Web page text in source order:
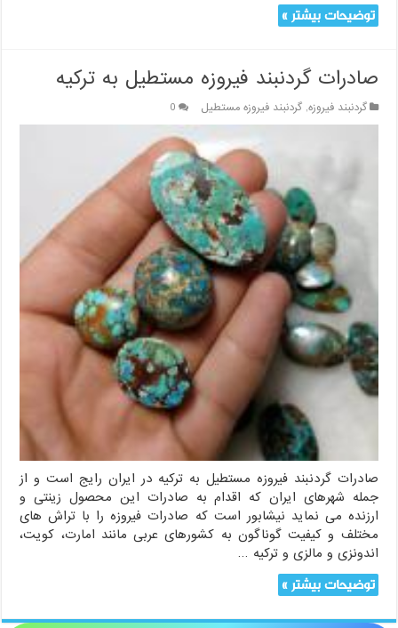
توضیحات بیشتر »
صادرات گردنبند فیروزه مستطیل به ترکیه
گردنبند فیروزه,گردنبند فیروزه مستطیل 0
صادرات گردنبند فیروزه مستطیل به ترکیه در ایران رایج است و از
جمله شهرهای ایران که اقدام به صادرات این محصول زینتی و
ارزنده می نماید نیشابور است که صادرات فیروزه را با تراش های
مختلف و کیفیت گوناگون به کشورهای عربی مانند امارت، کویت،
اندونزی و مالزی و ترکیه …
توضیحات بیشتر »